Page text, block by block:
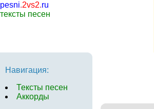
pesni.2vs2.ru
тексты песен
Навигация:
Тексты песен
Аккорды